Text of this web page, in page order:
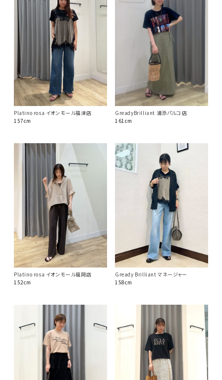
Platino rosa イオンモール福津店
157cm
GreadyBrilliant 浦添パルコ店
161cm
Platino rosa イオンモール福岡店
152cm
Gready Brilliant マネージャー
158cm